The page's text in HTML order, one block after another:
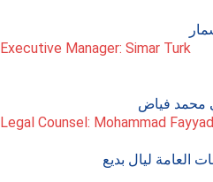
Executive Manager: Simar Turk
محمد فياض
Legal Counsel: Mohammad Fayyad
العامة ليال بديع